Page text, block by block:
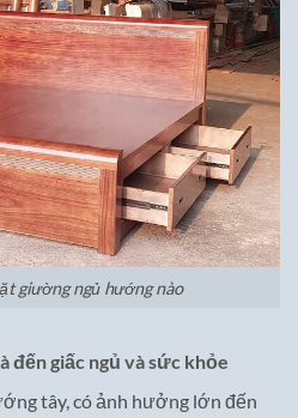
giường ngủ hướng nào
đến giấc ngủ và sức khỏe
tây, có ảnh hưởng lớn đến